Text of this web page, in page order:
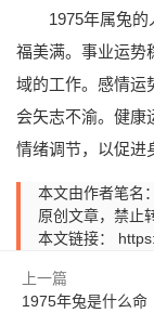
1975年属兔
福美满。事业运势
域的工作。感情运
会矢志不渝。健康
情绪调节，以促进
本文由作者笔名
原创文章，禁止
本文链接：
上一篇
1975年兔是什么命